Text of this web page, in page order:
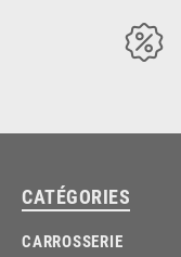
CATÉGORIES
CARROSSERIE